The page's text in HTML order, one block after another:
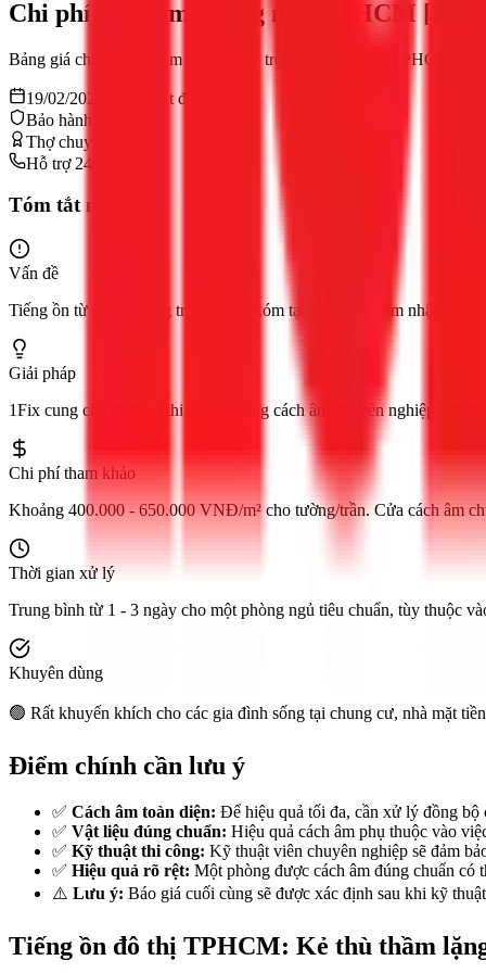
Chi phí cách âm phòng ngủ TPHCM
Bảng giá chi phí cách âm phòng ngủ trọn gói, uy tín tại TPHCM.
19/02/2026
phút đọc
Bảo hành 12 tháng
Thợ chuyên nghiệp
Hỗ trợ 24/7
Tóm tắt nhanh
Vấn đề
Tiếng ồn từ xe cộ, công trình, hàng xóm tại TPHCM xâm nhập vào
Giải pháp
1Fix cung cấp dịch vụ thi công phòng cách âm chuyên nghiệp, sử
Chi phí tham khảo
Khoảng 400.000 - 650.000 VNĐ/m² cho tường/trần. Cửa cách âm
Thời gian xử lý
Trung bình từ 1 - 3 ngày cho một phòng ngủ tiêu chuẩn, tùy thuộc
Khuyên dùng
🟢 Rất khuyến khích cho các gia đình sống tại chung cư, nhà mặt
Điểm chính cần lưu ý
✅ Cách âm toàn diện: Để hiệu quả tối đa, cần xử lý đồng bộ
✅ Vật liệu đúng chuẩn: Hiệu quả cách âm phụ thuộc vào
✅ Kỹ thuật thi công: Kỹ thuật viên chuyên nghiệp sẽ đảm
✅ Hiệu quả rõ rệt: Một phòng được cách âm đúng chuẩn có
⚠️ Lưu ý: Báo giá cuối cùng sẽ được xác định sau khi kỹ
Tiếng ồn đô thị TPHCM: Kẻ thù thầm